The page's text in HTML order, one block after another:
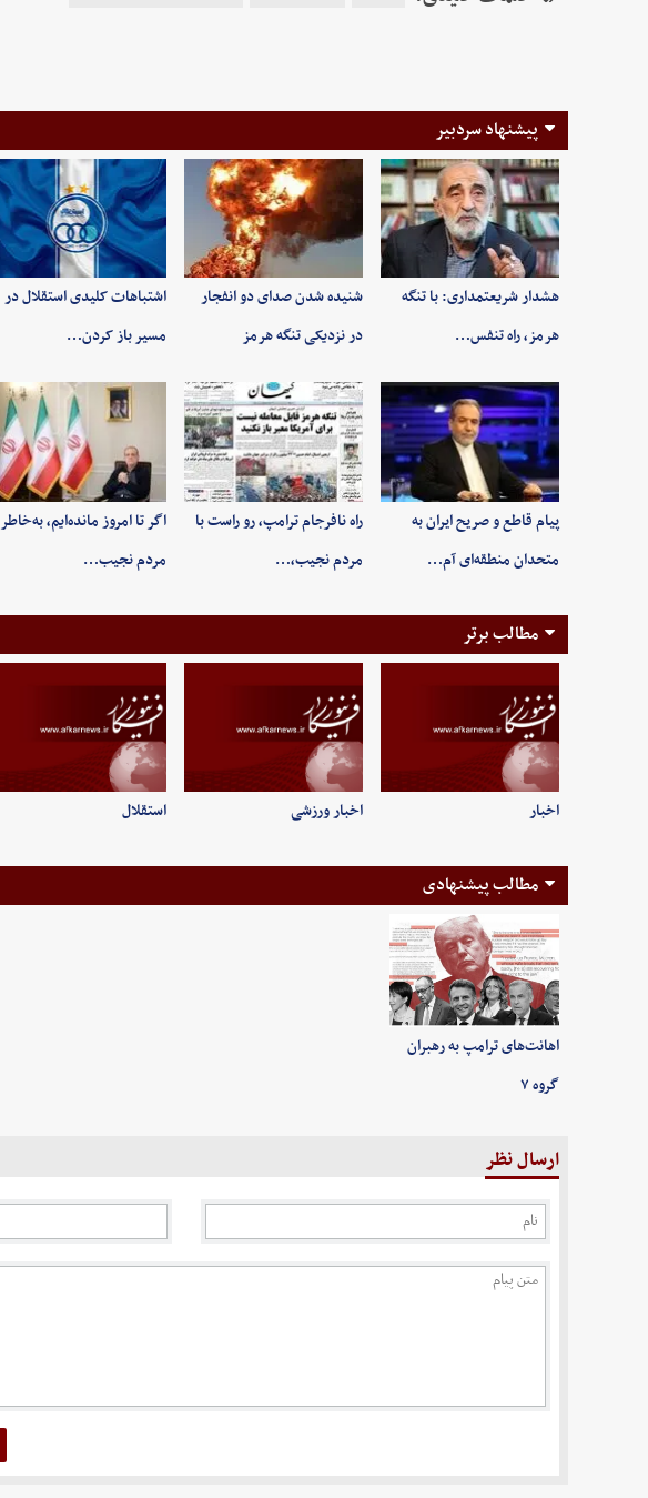
پیشنهاد سردبیر
هشدار شریعتمداری: با تنگه
هرمز، راه تنفس…
شنیده شدن صدای دو انفجار
در نزدیکی تنگه هرمز
اشتباهات کلیدی استقلال در
مسیر باز کردن…
پیام قاطع و صریح ایران به
متحدان منطقه‌ای آم…
راه نافرجام ترامپ، رو راست با
مردم نجیب،…
اگر تا امروز مانده‌ایم، به‌خاطر
مردم نجیب…
مطالب برتر
اخبار اخبار ورزشی استقلال
مطالب پیشنهادی
اهانت‌های ترامپ به رهبران
گروه ۷
ارسال نظر